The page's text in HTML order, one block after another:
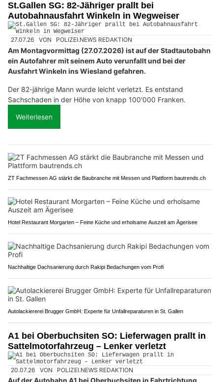
St.Gallen SG: 82-Jähriger prallt bei
Autobahnausfahrt Winkeln in Wegweiser
27.07.26 VON POLIZEI.NEWS REDAKTION
Am Montagvormittag (27.07.2026) ist auf der Stadtautobahn
ein Autofahrer mit seinem Auto verunfallt und bei der
Ausfahrt Winkeln ins Wiesland gefahren.
Der 82-jährige Mann wurde leicht verletzt. Es entstand
Sachschaden in der Höhe von knapp 100'000 Franken.
Weiterlesen
ZT Fachmessen AG stärkt die Baubranche mit Messen und Plattform bautrends.ch
Hotel Restaurant Morgarten – Feine Küche und erholsame Auszeit am Ägerisee
Nachhaltige Dachsanierung durch Rakipi Bedachungen vom Profi
Autolackiererei Brugger GmbH: Experte für Unfallreparaturen in St. Gallen
A1 bei Oberbuchsiten SO: Lieferwagen prallt in
Sattelmotorfahrzeug – Lenker verletzt
20.07.26 VON POLIZEI.NEWS REDAKTION
Auf der Autobahn A1 bei Oberbuchsiten in Fahrtrichtung